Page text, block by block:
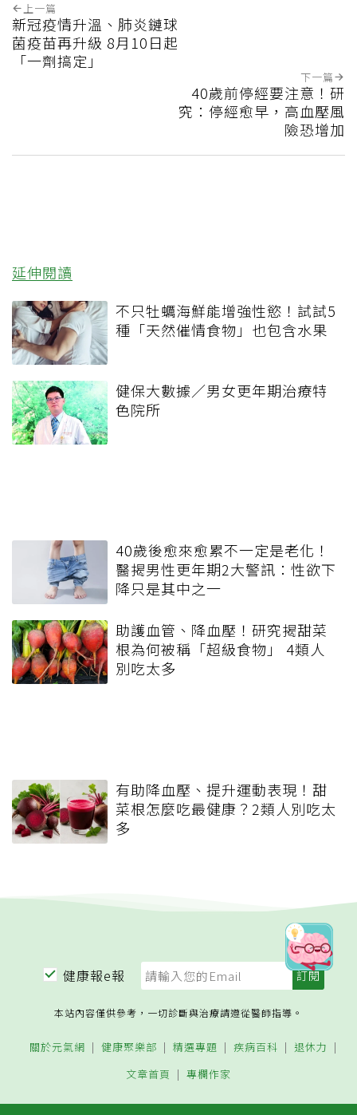
上一篇
新冠疫情升溫、肺炎鏈球
菌疫苗再升級 8月10日起
「一劑搞定」
下一篇
40歲前停經要注意！研
究：停經愈早，高血壓風
險恐增加
延伸閱讀
不只牡蠣海鮮能增強性慾！試試5
種「天然催情食物」也包含水果
健保大數據／男女更年期治療特
色院所
40歲後愈來愈累不一定是老化！
醫揭男性更年期2大警訊：性欲下
降只是其中之一
助護血管、降血壓！研究揭甜菜
根為何被稱「超級食物」 4類人
別吃太多
有助降血壓、提升運動表現！甜
菜根怎麼吃最健康？2類人別吃太
多
健康報e報
本站內容僅供參考，一切診斷與治療請遵從醫師指導。
關於元氣網 健康聚樂部 精選專題 疾病百科
退休力
文章首頁
專欄作家